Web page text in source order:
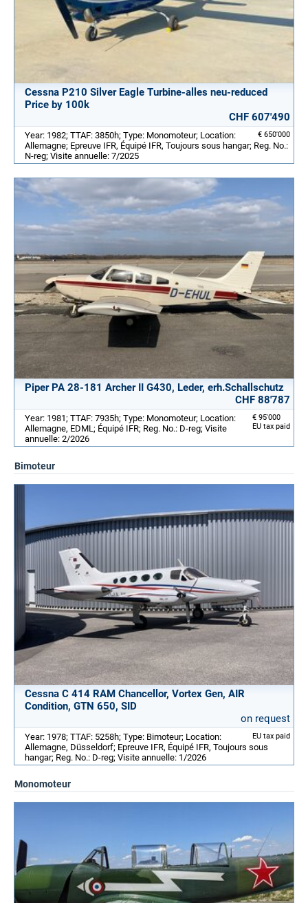
Cessna P210 Silver Eagle Turbine-alles neu-reduced
Price by 100k
CHF 607'490
€ 650'000
Year: 1982; TTAF: 3850h; Type: Monomoteur; Location:
Allemagne; Epreuve IFR, Équipé IFR, Toujours sous hangar; Reg. No.:
N-reg; Visite annuelle: 7/2025
Piper PA 28-181 Archer II G430, Leder, erh.Schallschutz
CHF 88'787
€ 95'000
EU tax paid
Year: 1981; TTAF: 7935h; Type: Monomoteur; Location:
Allemagne, EDML; Équipé IFR; Reg. No.: D-reg; Visite
annuelle: 2/2026
Bimoteur
Cessna C 414 RAM Chancellor, Vortex Gen, AIR
Condition, GTN 650, SID
on request
EU tax paid
Year: 1978; TTAF: 5258h; Type: Bimoteur; Location:
Allemagne, Düsseldorf; Epreuve IFR, Équipé IFR, Toujours sous
hangar; Reg. No.: D-reg; Visite annuelle: 1/2026
Monomoteur